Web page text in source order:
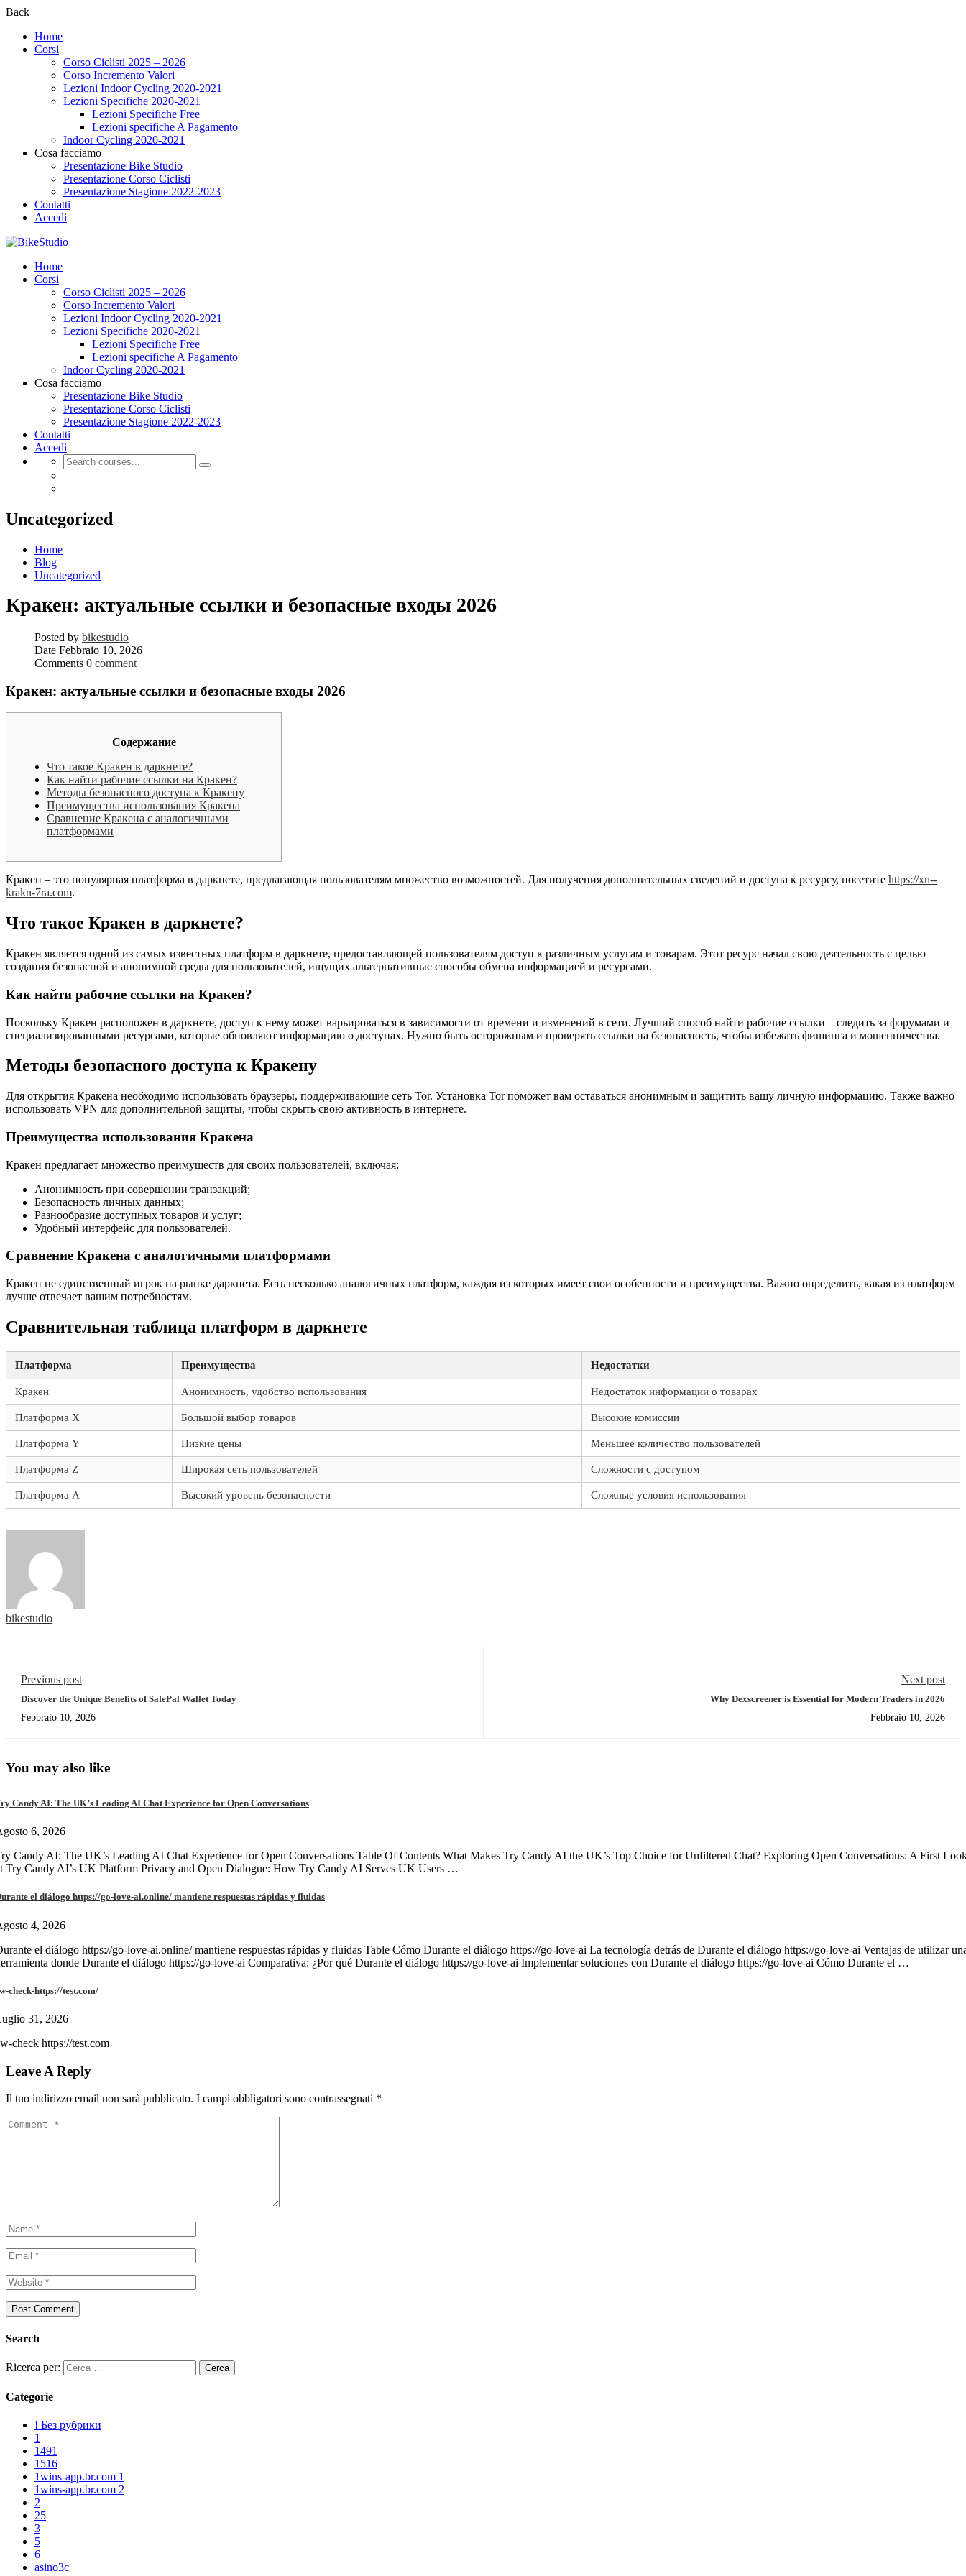
Back
Home
Corsi
Corso Ciclisti 2025 – 2026
Corso Incremento Valori
Lezioni Indoor Cycling 2020-2021
Lezioni Specifiche 2020-2021
Lezioni Specifiche Free
Lezioni specifiche A Pagamento
Indoor Cycling 2020-2021
Cosa facciamo
Presentazione Bike Studio
Presentazione Corso Ciclisti
Presentazione Stagione 2022-2023
Contatti
Accedi
Home
Corsi
Corso Ciclisti 2025 – 2026
Corso Incremento Valori
Lezioni Indoor Cycling 2020-2021
Lezioni Specifiche 2020-2021
Lezioni Specifiche Free
Lezioni specifiche A Pagamento
Indoor Cycling 2020-2021
Cosa facciamo
Presentazione Bike Studio
Presentazione Corso Ciclisti
Presentazione Stagione 2022-2023
Contatti
Accedi
Uncategorized
Home
Blog
Uncategorized
Кракен: актуальные ссылки и безопасные входы 2026
Posted by bikestudio
Date Febbraio 10, 2026
Comments 0 comment
Кракен: актуальные ссылки и безопасные входы 2026
Содержание
Что такое Кракен в даркнете?
Как найти рабочие ссылки на Кракен?
Методы безопасного доступа к Кракену
Преимущества использования Кракена
Сравнение Кракена с аналогичными
платформами
Кракен – это популярная платформа в даркнете, предлагающая пользователям множество возможностей. Для получения дополнительных сведений и доступа к ресурсу, посетите https://xn--
krakn-7ra.com.
Что такое Кракен в даркнете?
Кракен является одной из самых известных платформ в даркнете, предоставляющей пользователям доступ к различным услугам и товарам. Этот ресурс начал свою деятельность с целью
создания безопасной и анонимной среды для пользователей, ищущих альтернативные способы обмена информацией и ресурсами.
Как найти рабочие ссылки на Кракен?
Поскольку Кракен расположен в даркнете, доступ к нему может варьироваться в зависимости от времени и изменений в сети. Лучший способ найти рабочие ссылки – следить за форумами и
специализированными ресурсами, которые обновляют информацию о доступах. Нужно быть осторожным и проверять ссылки на безопасность, чтобы избежать фишинга и мошенничества.
Методы безопасного доступа к Кракену
Для открытия Кракена необходимо использовать браузеры, поддерживающие сеть Tor. Установка Tor поможет вам оставаться анонимным и защитить вашу личную информацию. Также важно
использовать VPN для дополнительной защиты, чтобы скрыть свою активность в интернете.
Преимущества использования Кракена
Кракен предлагает множество преимуществ для своих пользователей, включая:
Анонимность при совершении транзакций;
Безопасность личных данных;
Разнообразие доступных товаров и услуг;
Удобный интерфейс для пользователей.
Сравнение Кракена с аналогичными платформами
Кракен не единственный игрок на рынке даркнета. Есть несколько аналогичных платформ, каждая из которых имеет свои особенности и преимущества. Важно определить, какая из платформ
лучше отвечает вашим потребностям.
Сравнительная таблица платформ в даркнете
Платформа Преимущества Недостатки
Кракен Анонимность, удобство использования Недостаток информации о товарах
Платформа X Большой выбор товаров Высокие комиссии
Платформа Y Низкие цены Меньшее количество пользователей
Платформа Z Широкая сеть пользователей Сложности с доступом
Платформа A Высокий уровень безопасности Сложные условия использования
bikestudio
Previous post
Discover the Unique Benefits of SafePal Wallet Today
Febbraio 10, 2026
Next post
Why Dexscreener is Essential for Modern Traders in 2026
Febbraio 10, 2026
You may also like
Candy AI: The UK’s Leading AI Chat Experience for Open Conversations
6, 2026
Candy AI: The UK’s Leading AI Chat Experience for Open Conversations Table Of Contents What Makes Try Candy AI the UK’s Top Choice for Unfiltered Chat? Exploring Open Conversations: A First
Try Candy AI’s UK Platform Privacy and Open Dialogue: How Try Candy AI Serves UK Users …
el diálogo https://go-love-ai.online/ mantiene respuestas rápidas y fluidas
4, 2026
el diálogo https://go-love-ai.online/ mantiene respuestas rápidas y fluidas Table Cómo Durante el diálogo https://go-love-ai La tecnología detrás de Durante el diálogo https://go-love-ai Ventajas de utilizar
donde Durante el diálogo https://go-love-ai Comparativa: ¿Por qué Durante el diálogo https://go-love-ai Implementar soluciones con Durante el diálogo https://go-love-ai Cómo Durante el …
check-https://test.com/
31, 2026
check https://test.com
Leave A Reply
Il tuo indirizzo email non sarà pubblicato. I campi obbligatori sono contrassegnati *
Search
Ricerca per:
Categorie
! Без рубрики
1
1491
1516
1wins-app.br.com 1
1wins-app.br.com 2
2
25
3
5
6
asino3c